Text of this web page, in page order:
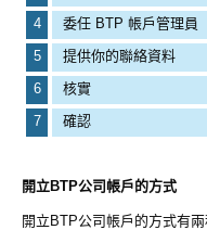
4
委任 BTP 帳戶管理員
5
提供你的聯絡資料
6
核實
7
確認
開立BTP公司帳戶的方式
開立BTP公司帳戶的方式有兩